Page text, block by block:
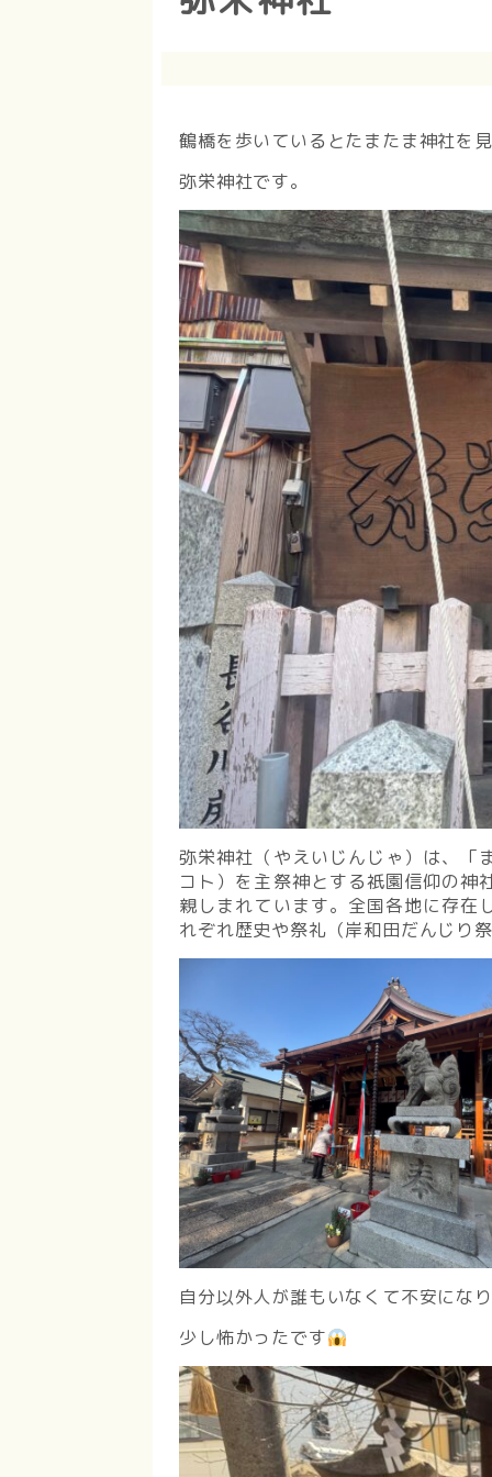
鶴橋を歩いているとたまたま神社を
弥栄神社です。
弥栄神社（やえいじんじゃ）は、「
コト）を主祭神とする祇園信仰の神
親しまれています。全国各地に存在
れぞれ歴史や祭礼（岸和田だんじり
自分以外人が誰もいなくて不安にな
少し怖かったです